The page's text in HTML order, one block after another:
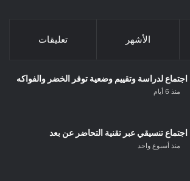
الأشهر تعليقات
اجتماع لدراسة وتقييم وضعية توفر الخضر والفواكه
منذ 6 أيام
اجتماع تنسيقي عبر تقنية التحاضر عن بعد
منذ أسبوع واحد